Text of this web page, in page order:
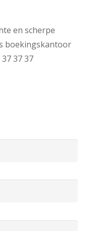
en scherpe
boekingskantoor
37 37